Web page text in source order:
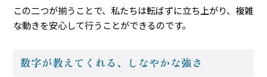
この二つが揃うことで、私たちは転ばずに立ち上がり、複雑
な動きを安心して行うことができるのです。
数字が教えてくれる、しなやかな強さ